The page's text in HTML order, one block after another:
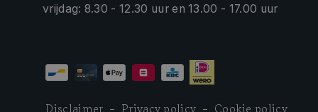
vrijdag: 8.30 - 12.30 uur en 13.00 - 17.00 uur
Disclaimer Privacy policy Cookie policy